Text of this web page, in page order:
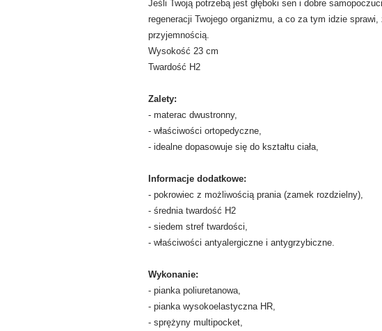
Jeśli Twoją potrzebą jest głęboki sen i dobre
regeneracji Twojego organizmu, a co za tym idzie
przyjemnością.
Wysokość 23 cm
Twardość H2
Zalety:
- materac dwustronny,
- właściwości ortopedyczne,
- idealne dopasowuje się do kształtu ciała,
Informacje dodatkowe:
- pokrowiec z możliwością prania (zamek rozdzielny),
- średnia twardość H2
- siedem stref twardości,
- właściwości antyalergiczne i antygrzybiczne.
Wykonanie:
- pianka poliuretanowa,
- pianka wysokoelastyczna HR,
- sprężyny multipocket,